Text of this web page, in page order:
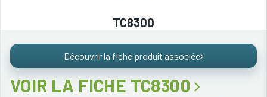
TC8300
Découvrir la fiche produit associée
VOIR LA FICHE TC8300